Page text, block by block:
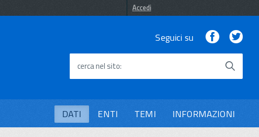
Accedi
Seguici su Facebook
cerca nel sito
DATI ENTI TEMI INFORMAZIONI